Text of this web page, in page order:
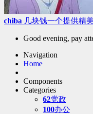
chiba 几块钱一个提供精
Good evening, pay
Navigation
Home
Components
Categories
62党政
100办公